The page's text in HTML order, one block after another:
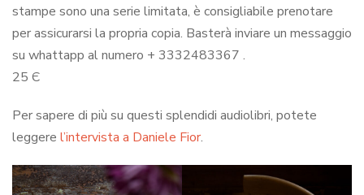
stampe sono una serie limitata, è consigliabile prenotare
per assicurarsi la propria copia. Basterà inviare un messaggio
su whattapp al numero + 3332483367 .
25 Є
Per sapere di più su questi splendidi audiolibri, potete
leggere l’intervista a Daniele Fior.